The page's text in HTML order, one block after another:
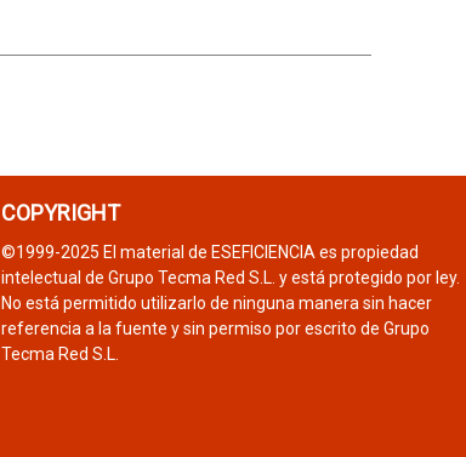
COPYRIGHT
©1999-2025 El material de ESEFICIENCIA es propiedad
intelectual de Grupo Tecma Red S.L. y está protegido por ley.
No está permitido utilizarlo de ninguna manera sin hacer
referencia a la fuente y sin permiso por escrito de Grupo
Tecma Red S.L.